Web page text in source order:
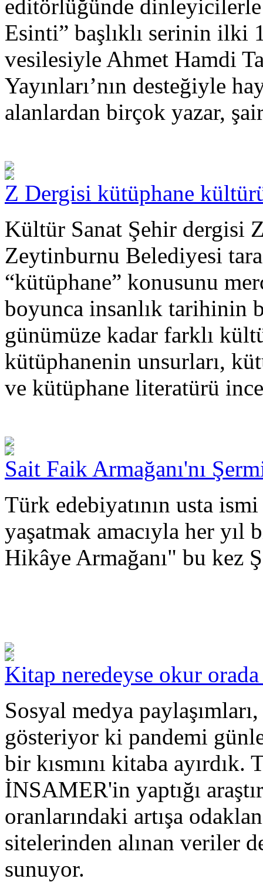
editörlüğünde dinleyicilerle
Esinti” başlıklı serinin ilki
vesilesiyle Ahmet Hamdi
Yayınları’nın desteğiyle
alanlardan birçok yazar,
Z Dergisi kütüphane
Kültür Sanat Şehir dergisi
Zeytinburnu Belediyesi
“kütüphane” konusunu
boyunca insanlık tarihinin
günümüze kadar farklı
kütüphanenin unsurları,
ve kütüphane literatürü
Sait Faik Armağanı'nı
Türk edebiyatının usta ismi
yaşatmak amacıyla her
Hikâye Armağanı" bu kez
Kitap neredeyse okur
Sosyal medya
gösteriyor ki pandemi
bir kısmını kitaba
İNSAMER'in yaptığı
oranlarındaki artışa
sitelerinden alınan veriler
sunuyor.